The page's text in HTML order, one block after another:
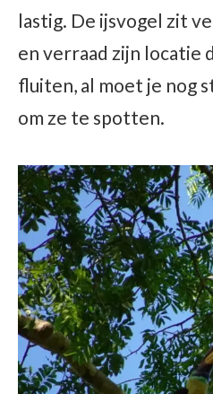
lastig. De ijsvogel zit
en verraad zijn locatie
fluiten, al moet je nog
om ze te spotten.